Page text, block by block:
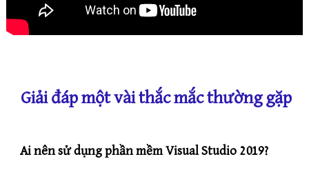
Giải đáp một vài thắc mắc thường gặp
Ai nên sử dụng phần mềm Visual Studio 2019?